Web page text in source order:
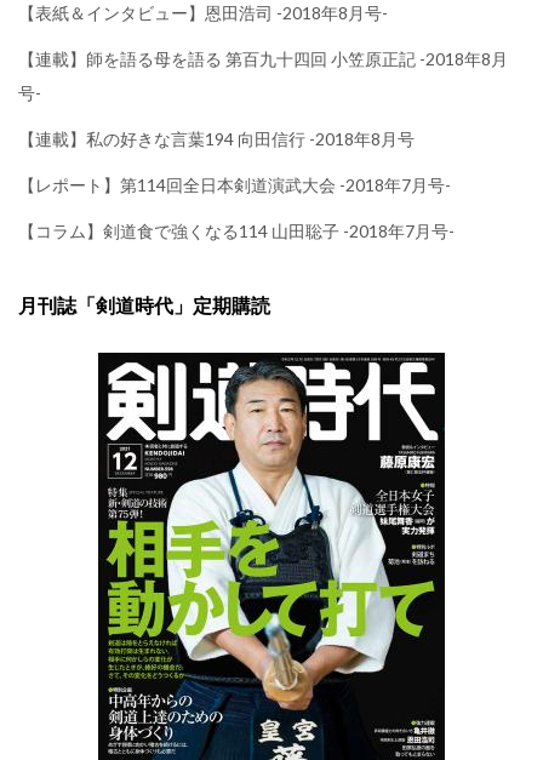
【表紙＆インタビュー】恩田浩司 -2018年8月号-
【連載】師を語る母を語る 第百九十四回 小笠原正記 -2018年8月
号-
【連載】私の好きな言葉194 向田信行 -2018年8月号
【レポート】第114回全日本剣道演武大会 -2018年7月号-
【コラム】剣道食で強くなる114 山田聡子 -2018年7月号-
月刊誌「剣道時代」定期購読